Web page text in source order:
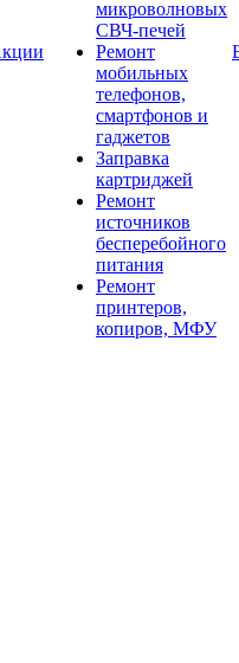
микроволновых
СВЧ-печей
Ремонт
мобильных
телефонов,
смартфонов и
гаджетов
Заправка
картриджей
Ремонт
источников
бесперебойного
питания
Ремонт
принтеров,
копиров, МФУ